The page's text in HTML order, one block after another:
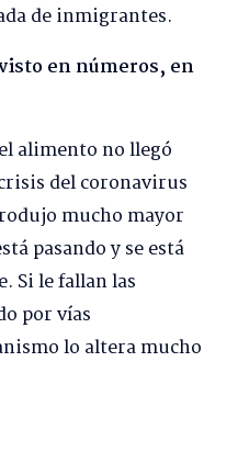
de inmigrantes.
en números, en
alimento no llegó
del coronavirus
mucho mayor
pasando y se está
Si le fallan las
por vías
lo altera mucho